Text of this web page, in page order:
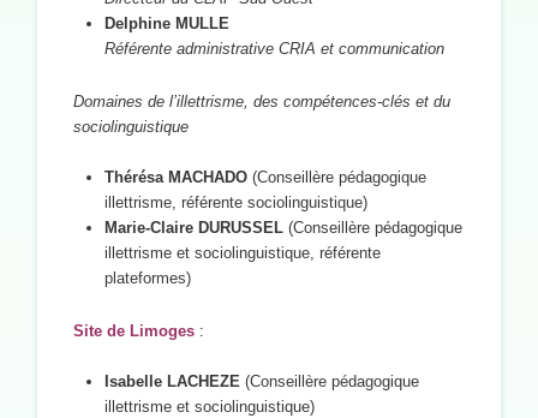
Delphine MULLE
Référente administrative CRIA et communication
Domaines de l’illettrisme, des compétences-clés et du
sociolinguistique
Thérésa MACHADO (Conseillère pédagogique
illettrisme, référente sociolinguistique)
Marie-Claire DURUSSEL (Conseillère pédagogique
illettrisme et sociolinguistique, référente
plateformes)
Site de Limoges :
Isabelle LACHEZE (Conseillère pédagogique
illettrisme et sociolinguistique)